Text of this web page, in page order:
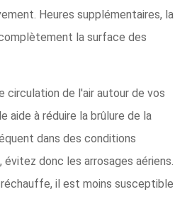
Heures supplémentaires, la
la surface des
circulation de l'air autour de vos
aide à réduire la brûlure de la
dans des conditions
évitez donc les arrosages aériens.
il est moins susceptible